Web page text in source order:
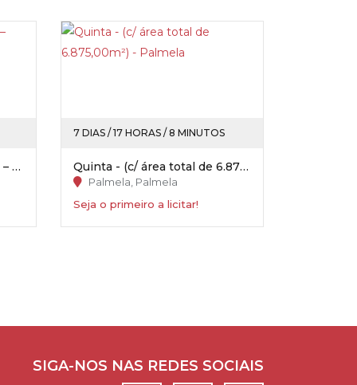
Moradia (T3) - (c/104,00m²) – Ervidel / Aljustrel
7 DIAS / 17 HORAS / 8 MINUTOS
Quinta - (c/ área total de 6.875,00m²) - Palmela
Palmela, Palmela
Seja o primeiro a licitar!
SIGA-NOS NAS REDES SOCIAIS